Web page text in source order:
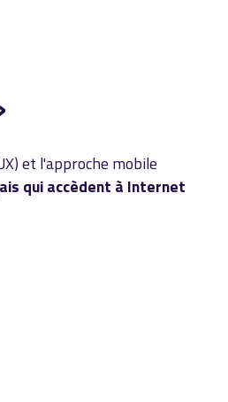
et l'approche mobile
qui accèdent à Internet